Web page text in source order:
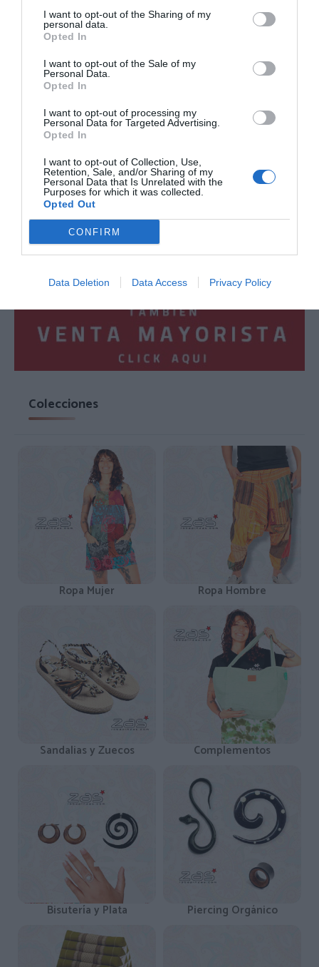
I want to opt-out of the Sharing of my
personal data.
Opted In
I want to opt-out of the Sale of my
Personal Data.
Opted In
I want to opt-out of processing my
Personal Data for Targeted Advertising.
Opted In
I want to opt-out of Collection, Use,
Retention, Sale, and/or Sharing of my
Personal Data that Is Unrelated with the
Purposes for which it was collected.
Opted Out
CONFIRM
Data Deletion Data Access Privacy Policy
Gafas de sol de Madera
CANDY GREEN
19,
[GFJA02 ]
Ver producto
Pantalón corto estilo
2,99 € 14,95 €
Colecciones
Ropa Mujer Ropa Hombre
Sandalias y Zuecos Complementos
Bisutería y Plata Piercing Orgánico